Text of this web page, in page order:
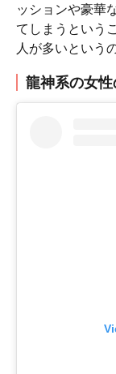
ッションや豪華
てしまうという
人が多いという
龍神系の女